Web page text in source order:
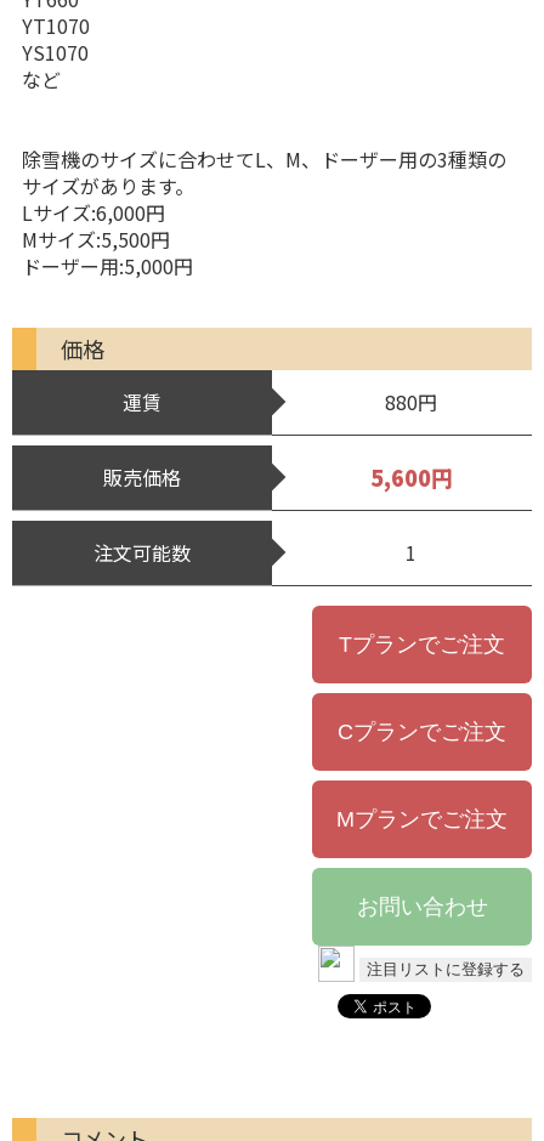
YT1070
YS1070
など
除雪機のサイズに合わせてL、M、ドーザー用の3種類の
サイズがあります。
Lサイズ:6,000円
Mサイズ:5,500円
ドーザー用:5,000円
価格
運賃 880円
販売価格 5,600円
注文可能数 1